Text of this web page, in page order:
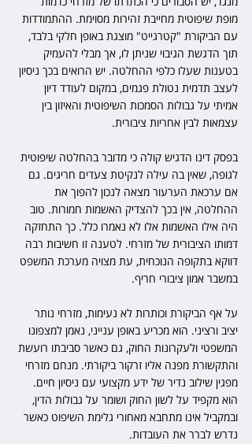
מופת שיפוטית מחייבת זהירות מסוימת. ההתמודדות
עם הביקורת "קטרגייט" מוצגת באופן חלקי בלבד,
תוך הדגשת הגיבוי שניתן לו, אך מבלי להעמיק
בטענות שעלו כלפי ההחלטה. יש הרואים בכך ניסיון
לעצב תדמית נטולת פגמים, במקום לעודד דיון
אמיתי על גבולות הסמכות השיפוטית והאיזון בין
עצמאות לבין אחריות ציבורית.
בפסק דינו הדגיש קולה כי מדובר בהחלטה שיפוטית
לגופה, שאין בה עילה לנקיטת צעדים חריגים. גם
אם ערכאת הערעור מצאה לנכון להפוך את
ההחלטה, אין בכך להצדיק האשמות חמורות. טוב
היה אילו האשמות אלו לא נאמרו כלל. כך התחזקה
דמותו הציבורית של מזרחי. לטענה זו חשיבות רבה
דווקא בתקופה הנוכחית, עת מצויה מערכת המשפט
במשבר אמון ציבורי חריף.
על אף הביקורת וכותרות לא נעימות, מזרחי נותר
יציב ורציני. הוא מכריע באופן ענייני, נאמן למצפונו
המשפטי ולעקרונות החוק, גם כאשר סביבתו רועשת
והתקשורת מפנה אליו זרקור ביקורתי. מנחם מזרחי
מפגין שילוב נדיר של ידע מקצועי עם ניסיון חיים.
הוא מקפיד על לשון החוק ושומר על גבולות הדין,
ובמקביל אינו מתחבא מאחורי גלימת השיפוט כאשר
נדרש לברר את העובדות.